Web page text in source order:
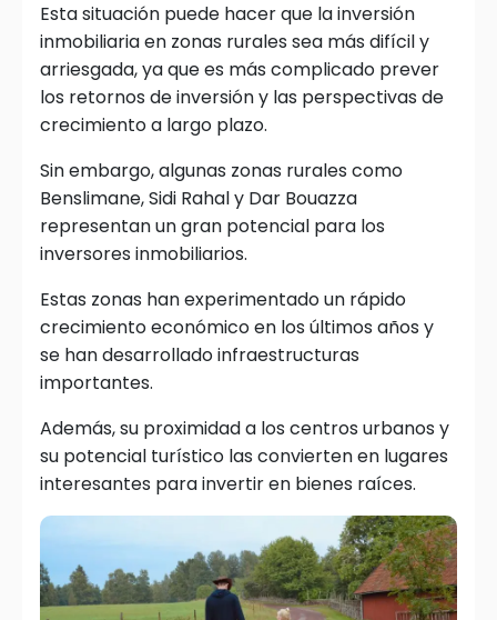
Esta situación puede hacer que la inversión
inmobiliaria en zonas rurales sea más difícil y
arriesgada, ya que es más complicado prever
los retornos de inversión y las perspectivas de
crecimiento a largo plazo.
Sin embargo, algunas zonas rurales como
Benslimane, Sidi Rahal y Dar Bouazza
representan un gran potencial para los
inversores inmobiliarios.
Estas zonas han experimentado un rápido
crecimiento económico en los últimos años y
se han desarrollado infraestructuras
importantes.
Además, su proximidad a los centros urbanos y
su potencial turístico las convierten en lugares
interesantes para invertir en bienes raíces.